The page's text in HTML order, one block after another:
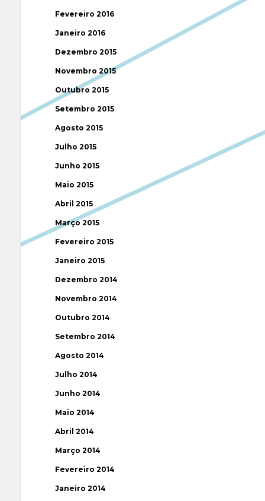
Fevereiro 2016
Janeiro 2016
Dezembro 2015
Novembro 2015
Outubro 2015
Setembro 2015
Agosto 2015
Julho 2015
Junho 2015
Maio 2015
Abril 2015
Março 2015
Fevereiro 2015
Janeiro 2015
Dezembro 2014
Novembro 2014
Outubro 2014
Setembro 2014
Agosto 2014
Julho 2014
Junho 2014
Maio 2014
Abril 2014
Março 2014
Fevereiro 2014
Janeiro 2014